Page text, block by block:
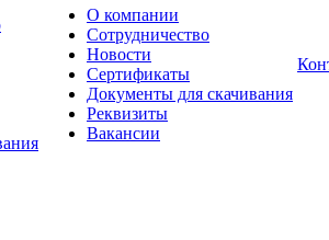
О компании
Сотрудничество
Новости
Сертификаты
Документы для скачивания
Реквизиты
Вакансии